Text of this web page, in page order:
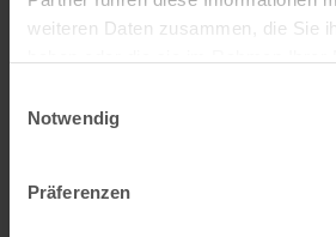
weiteren Daten zusammen, die Sie
Notwendig
Präferenzen